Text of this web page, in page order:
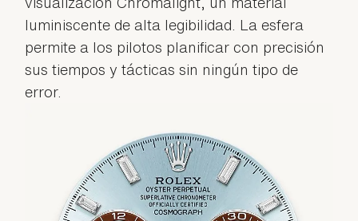
luminiscente de alta legibilidad. La esfera
permite a los pilotos planificar con precisión
sus tiempos y tácticas sin ningún tipo de
error.